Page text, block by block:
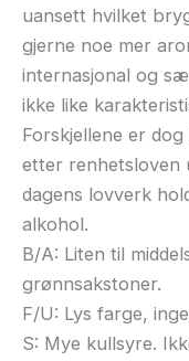
uansett hvilket
gjerne noe mer
internasjonal og
ikke like
Forskjellene er
etter renhetsloven
dagens lovverk
alkohol.
B/A: Liten til
grønnsakstoner.
F/U: Lys farge,
S: Mye kullsyre.